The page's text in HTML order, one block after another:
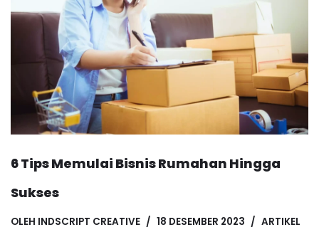
6 Tips Memulai Bisnis Rumahan Hingga
Sukses
OLEH INDSCRIPT CREATIVE 18 DESEMBER 2023 ARTIKEL